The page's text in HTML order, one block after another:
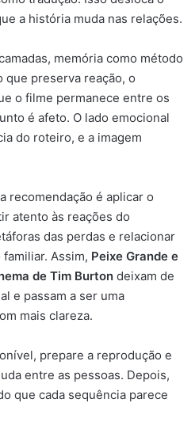
a história muda nas relações.
memória como método
preserva reação, o
o filme permanece entre os
é afeto. O lado emocional
do roteiro, e a imagem
recomendação é aplicar o
atento às reações do
das perdas e relacionar
Assim, Peixe Grande e
de Tim Burton deixam de
e passam a ser uma
mais clareza.
prepare a reprodução e
entre as pessoas. Depois,
que cada sequência parece